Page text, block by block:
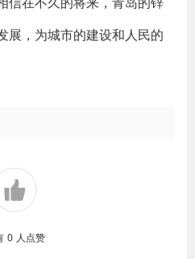
展，为城市的建设和人民的
0 人点赞